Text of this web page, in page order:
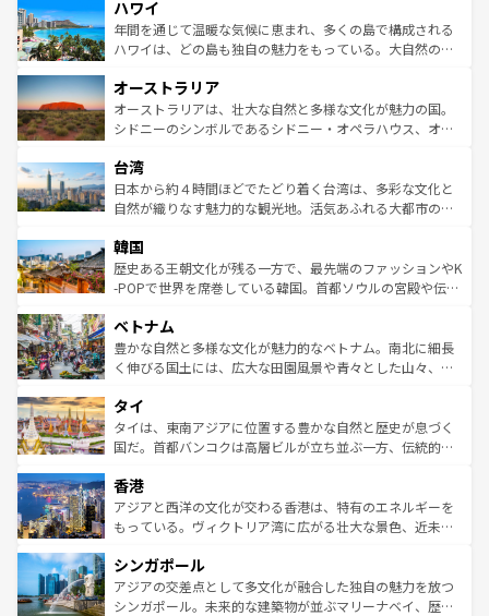
ば市内交通費無料で観光を楽しむこともできる。 なお、新
着のスイス情報はコンテンツ一覧 を参照してほしい。
のような巨大都市は、観光、ショッピング、エンターテイ
ンメントが詰まった刺激的なスポットだ。一方、アメリカ
西部には大自然が広がり、グランドキャニオンやイエロー
部のニューオーリンズでは、音楽と美食が融合した独特の
文化が魅力。旅行者はアメリカの各地域で異なる魅力を楽
しみながら、その多様性と豊かな歴史を感じることができ
ならではの贅沢な旅のスタイルだ。 なお、新着のアメリカ
情報はコンテンツ一覧を参照してほしい。
ハワイ
年間を通じて温暖な気候に恵まれ、多くの島で構成される
ハワイは、どの島も独自の魅力をもっている。大自然の神
ワイ島は見逃せない。また、定番の観光地といえばオアフ
島だが、静かな自然を求めるならマウイ島やカウアイ島が
おすすめ。エメラルドグリーンに輝く海をはじめ、豊かな
れるおもてなしの心で訪れる人々を迎えてくれるハワイの
人々、おいしいローカルフードやハワイアンミュージッ
ク、伝統的なフラダンスなど、すべてがハワイの魅力を彩
ワイを、存分に味わってほしい。 なお、新着のハワイ情報
はコンテンツ一覧を参照してほしい。
オーストラリア
オーストラリアは、壮大な自然と多様な文化が魅力の国。
シドニーのシンボルであるシドニー・オペラハウス、オー
リアリーフや大陸中央部にそびえるウルル（エアーズロッ
ク）、タスマニアの美しい原生林やケアンズの熱帯雨林な
ど、見どころがたくさん。また、カフェやワイン、オージ
いる。アクティビティも充実しており、サーフィンやダイ
ビング、ハイキングなど、アウトドア好きにはたまらな
い。オーストラリアの多彩な魅力を存分に味わいつくそ
参照してほしい。
台湾
日本から約４時間ほどでたどり着く台湾は、多彩な文化と
自然が織りなす魅力的な観光地。活気あふれる大都市の台
ン）、静ひつな山岳地帯である台湾東部など、都市の喧騒
と山間の静けさが共存しており、訪れる人に新しい発見と
驚きをもたらしてくれる。また、奥深い台湾の食文化も魅
容にもいいと評判のスイーツなど、バラエティ豊かな料理
が味わえる。 なお、新着の台湾情報は コンテンツ一覧を参
照してほしい。
韓国
歴史ある王朝文化が残る一方で、最先端のファッションやK
-POPで世界を席巻している韓国。首都ソウルの宮殿や伝統
き、地方に足を延ばせば四季折々の自然美を楽しむことが
できる。そして、キムチや焼肉、絶品のストリートフード
まで、さまざまな韓国料理が待っている。夜には、韓国な
リティに包まれながら、韓国の多彩な魅力を心ゆくまで味
わってみてほしい。 なお、新着の韓国情報はコンテンツ一
覧を参照してほしい。
ベトナム
豊かな自然と多様な文化が魅力的なベトナム。南北に細長
く伸びる国土には、広大な田園風景や青々とした山々、世
急速な発展と共に伝統が息づく。ハノイの古い町並みやホ
ーチミン市のフランス統治時代の建物も、独特の雰囲気を
醸し出している。また、バラエティの豊かさとおいしさで
とつ。フォーやバインミー、ベトナムコーヒーなどは、ぜ
ひ現地で味わいたい。どの地域を訪れてもあたたかい人々
が旅行者を迎えてくれるので、きっと忘れられない旅にな
参照してほしい。
タイ
タイは、東南アジアに位置する豊かな自然と歴史が息づく
国だ。首都バンコクは高層ビルが立ち並ぶ一方、伝統的な
の活気が交差している。北部ではチェンマイなどの山岳地
帯で自然と触れ合い、南部ではプーケットやクラビの美し
いビーチでリゾート気分を楽しむことができる。タイ料理
激する。気候は一年中温暖で、どの季節にも異なる楽しみ
が待っている。親しみやすいタイの人々、仏教を中心とし
た文化、そして多様な観光資源が、訪れる旅人を魅了し続
香港
アジアと西洋の文化が交わる香港は、特有のエネルギーを
もっている。ヴィクトリア湾に広がる壮大な景色、近未来
み、どこを訪れても感動するはず。観光スポットが密集し
ており、効率よく見どころを回れるのも魅力。息をのむよ
うな絶景から文化的な体験まで、香港を存分に楽しみ尽く
シンガポール
アジアの交差点として多文化が融合した独自の魅力を放つ
シンガポール。未来的な建築物が並ぶマリーナベイ、歴史